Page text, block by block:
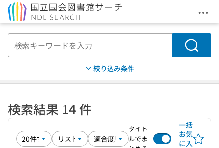
メ
検索
絞り込み条件
検索結果 14 件
タイト
ルでま
一括
お気
に入